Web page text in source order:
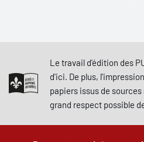
Le travail d'édition des
d'ici. De plus,
papiers issus de
grand respect possible